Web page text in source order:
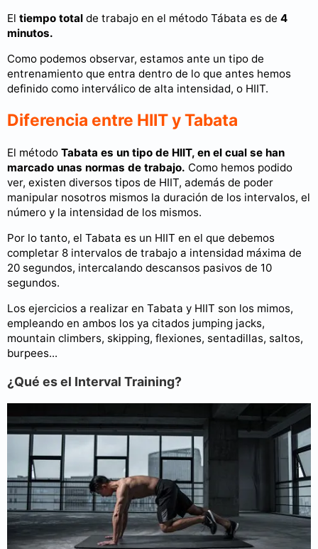
El tiempo total de trabajo en el método Tábata es de 4
minutos.
Como podemos observar, estamos ante un tipo de
entrenamiento que entra dentro de lo que antes hemos
definido como interválico de alta intensidad, o HIIT.
Diferencia entre HIIT y Tabata
El método Tabata es un tipo de HIIT, en el cual se han
marcado unas normas de trabajo. Como hemos podido
ver, existen diversos tipos de HIIT, además de poder
manipular nosotros mismos la duración de los intervalos, el
número y la intensidad de los mismos.
Por lo tanto, el Tabata es un HIIT en el que debemos
completar 8 intervalos de trabajo a intensidad máxima de
20 segundos, intercalando descansos pasivos de 10
segundos.
Los ejercicios a realizar en Tabata y HIIT son los mimos,
empleando en ambos los ya citados jumping jacks,
mountain climbers, skipping, flexiones, sentadillas, saltos,
burpees...
¿Qué es el Interval Training?